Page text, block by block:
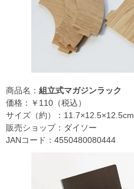
商品名： 組立式マガジンラック
価格：￥110（税込）
サイズ（約）：11.7×12.5×12.5cm
販売ショップ：ダイソー
JANコード：4550480080444